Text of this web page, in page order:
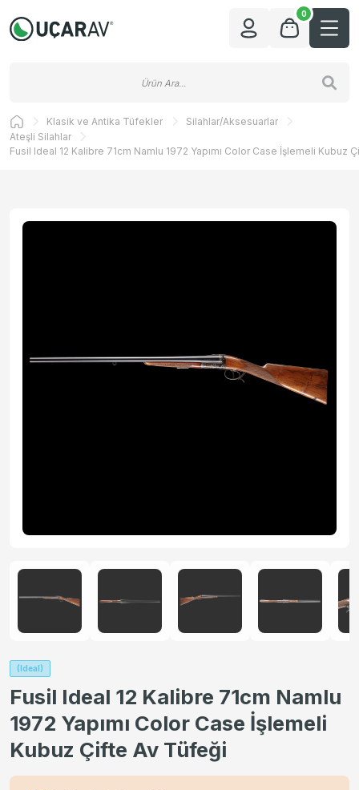
0
Klasik ve Antika Tüfekler
Silahlar/Aksesuarlar
Ateşli Silahlar
Fusil Ideal 12 Kalibre 71cm Namlu 1972 Yapımı Color Case İşlemeli Kubuz
(Ideal)
Fusil Ideal 12 Kalibre 71cm Namlu
1972 Yapımı Color Case İşlemeli
Kubuz Çifte Av Tüfeği